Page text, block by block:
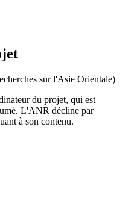
sur l'Asie Orientale)
du projet, qui est
L'ANR décline par
à son contenu.